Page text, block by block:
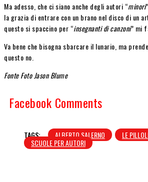
Ma adesso, che ci siano anche degli autori “minori
la grazia di entrare con un brano nel disco di un
questo si spaccino per “insegnanti di canzoni” mi
Va bene che bisogna sbarcare il lunario, ma
questo no.
Fonte Foto Jason Blume
Facebook Comments
TAGS: ALBERTO SALERNO LE
SCUOLE PER AUTORI